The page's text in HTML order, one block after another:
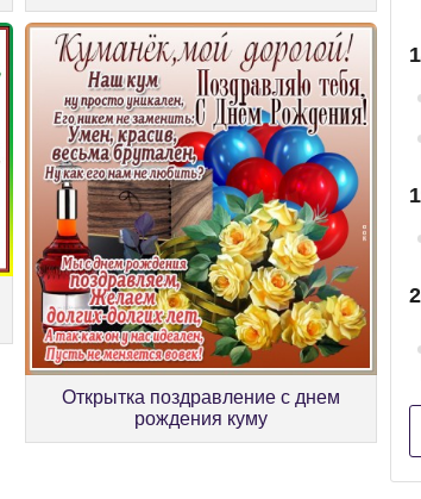
Открытка поздравление с днем
рождения куму